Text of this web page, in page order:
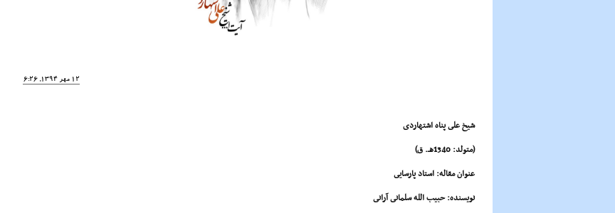
12 مهر 1394, 16:26
شیخ على پناه اشتهاردى
(متولد: 1340هـ. ق)
عنوان مقاله: استاد پارسایى
نویسنده: حبیب الله سلمانى آرانى